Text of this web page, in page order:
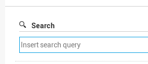
Search
Remove
search